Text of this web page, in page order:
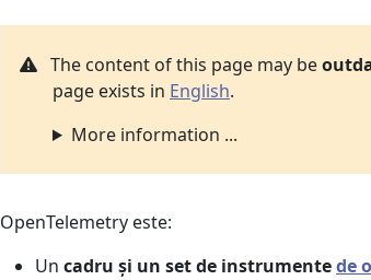
The content of this page may be
page exists in English.
More information ...
OpenTelemetry este:
Un cadru și un set de instrumentede